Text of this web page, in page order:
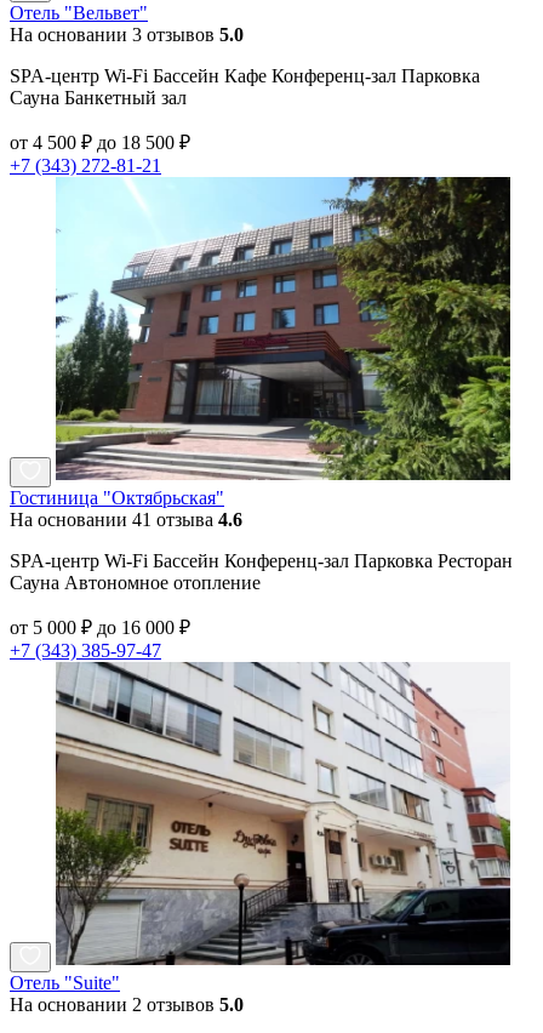
Отель "Вельвет"
На основании 3 отзывов 5.0
SPA-центр Wi-Fi Бассейн Кафе Конференц-зал Парковка
Сауна Банкетный зал
от 4 500 ₽ до 18 500 ₽
+7 (343) 272-81-21
Гостиница "Октябрьская"
На основании 41 отзыва 4.6
SPA-центр Wi-Fi Бассейн Конференц-зал Парковка Ресторан
Сауна Автономное отопление
от 5 000 ₽ до 16 000 ₽
+7 (343) 385-97-47
Отель "Suite"
На основании 2 отзывов 5.0